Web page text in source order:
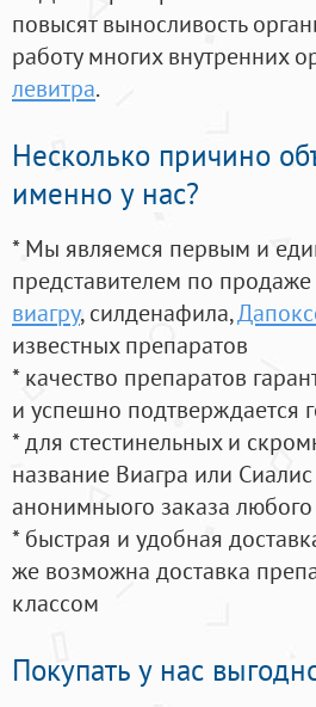
повысят выносливость
работу многих внутренних
левитра.
Несколько причино
именно у нас?
* Мы являемся первым и
представителем по
виагру, силденафила,
известных препаратов
* качество препаратов
и успешно подтверждается
* для стестинельных и
название Виагра или
анонимныого заказа
* быстрая и удобная
же возможна доставка
классом
Покупать у нас